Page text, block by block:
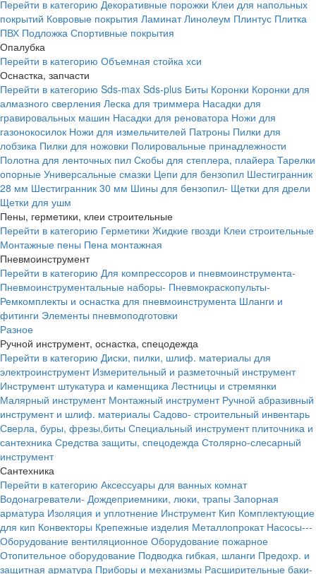
Перейти в категорию Декоративные порожки Клеи для напольных
покрытий Ковровые покрытия Ламинат Линолеум Плинтус Плитка
ПВХ Подложка Спортивные покрытия
Опалубка
Перейти в категорию Объемная стойка хси
Оснастка, запчасти
Перейти в категорию Sds-max Sds-plus Биты Коронки Коронки для
алмазного сверления Леска для триммера Насадки для
гравировальных машин Насадки для реноватора Ножи для
газонокосилок Ножи для измельчителей Патроны Пилки для
лобзика Пилки для ножовки Полировальные принадлежности
Полотна для ленточных пил Скобы для степлера, плайера Тарелки
опорные Универсальные смазки Цепи для бензопил Шестигранник
28 мм Шестигранник 30 мм Шины для бензопил- Щетки для дрели
Щетки для ушм
Пены, герметики, клеи строительные
Перейти в категорию Герметики Жидкие гвозди Клеи строительные
Монтажные пены Пена монтажная
Пневмоинструмент
Перейти в категорию Для компрессоров и пневмоинструмента-
Пневмоинструментальные наборы- Пневмокраскопульты-
Ремкомплекты и оснастка для пневмоинструмента Шланги и
фитинги Элементы пневмоподготовки
Разное
Ручной инструмент, оснастка, спецодежда
Перейти в категорию Диски, пилки, шлиф. материалы для
электроинструмент Измерительный и разметочный инструмент
Инструмент штукатура и каменщика Лестницы и стремянки
Малярный инструмент Монтажный инструмент Ручной абразивный
инструмент и шлиф. материалы Садово- строительный инвентарь
Сверла, буры, фрезы,биты Специальный инструмент плиточника и
сантехника Средства защиты, спецодежда Столярно-слесарный
инструмент
Сантехника
Перейти в категорию Аксессуары для ванных комнат
Водонагреватели- Дождеприемники, люки, трапы Запорная
арматура Изоляция и уплотнение Инструмент Кип Комплектующие
для кип Конвекторы Крепежные изделия Металлопрокат Насосы---
Оборудование вентиляционное Оборудование пожарное
Отопительное оборудование Подводка гибкая, шланги Предохр. и
защитная арматура Приборы и механизмы Расширительные баки-